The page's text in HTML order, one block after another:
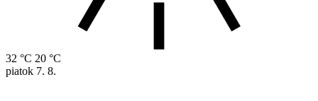
32 °C 20 °C
piatok 7. 8.